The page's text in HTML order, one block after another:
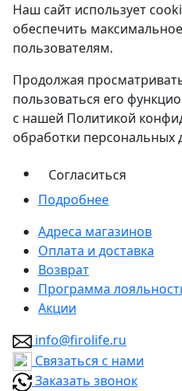
Наш сайт использует
обеспечить
пользователям.
Продолжая
пользоваться его
с нашей Политикой
обработки персональных
Согласиться
Подробнее
Адреса магазинов
Оплата и доставка
Возврат
Программа
Акции
info@firolife.ru
Связаться с нами
Заказать звонок